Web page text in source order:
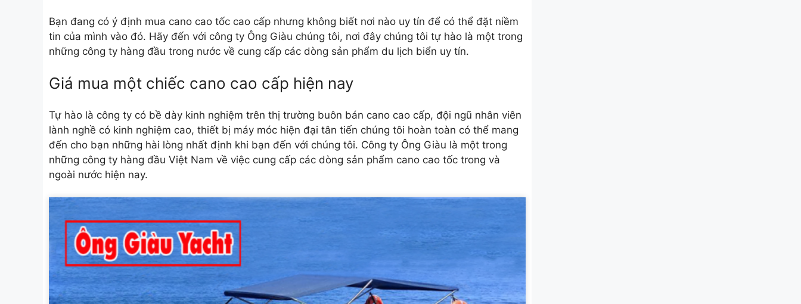
Bạn đang có ý định mua cano cao tốc cao cấp nhưng không biết nơi nào uy tín để có thể đặt niềm
tin của mình vào đó. Hãy đến với công ty Ông Giàu chúng tôi, nơi đây chúng tôi tự hào là một trong
những công ty hàng đầu trong nước về cung cấp các dòng sản phẩm du lịch biển uy tín.
Giá mua một chiếc cano cao cấp hiện nay
Tự hào là công ty có bề dày kinh nghiệm trên thị trường buôn bán cano cao cấp, đội ngũ nhân viên
lành nghề có kinh nghiệm cao, thiết bị máy móc hiện đại tân tiến chúng tôi hoàn toàn có thể mang
đến cho bạn những hài lòng nhất định khi bạn đến với chúng tôi. Công ty Ông Giàu là một trong
những công ty hàng đầu Việt Nam về việc cung cấp các dòng sản phẩm cano cao tốc trong và
ngoài nước hiện nay.